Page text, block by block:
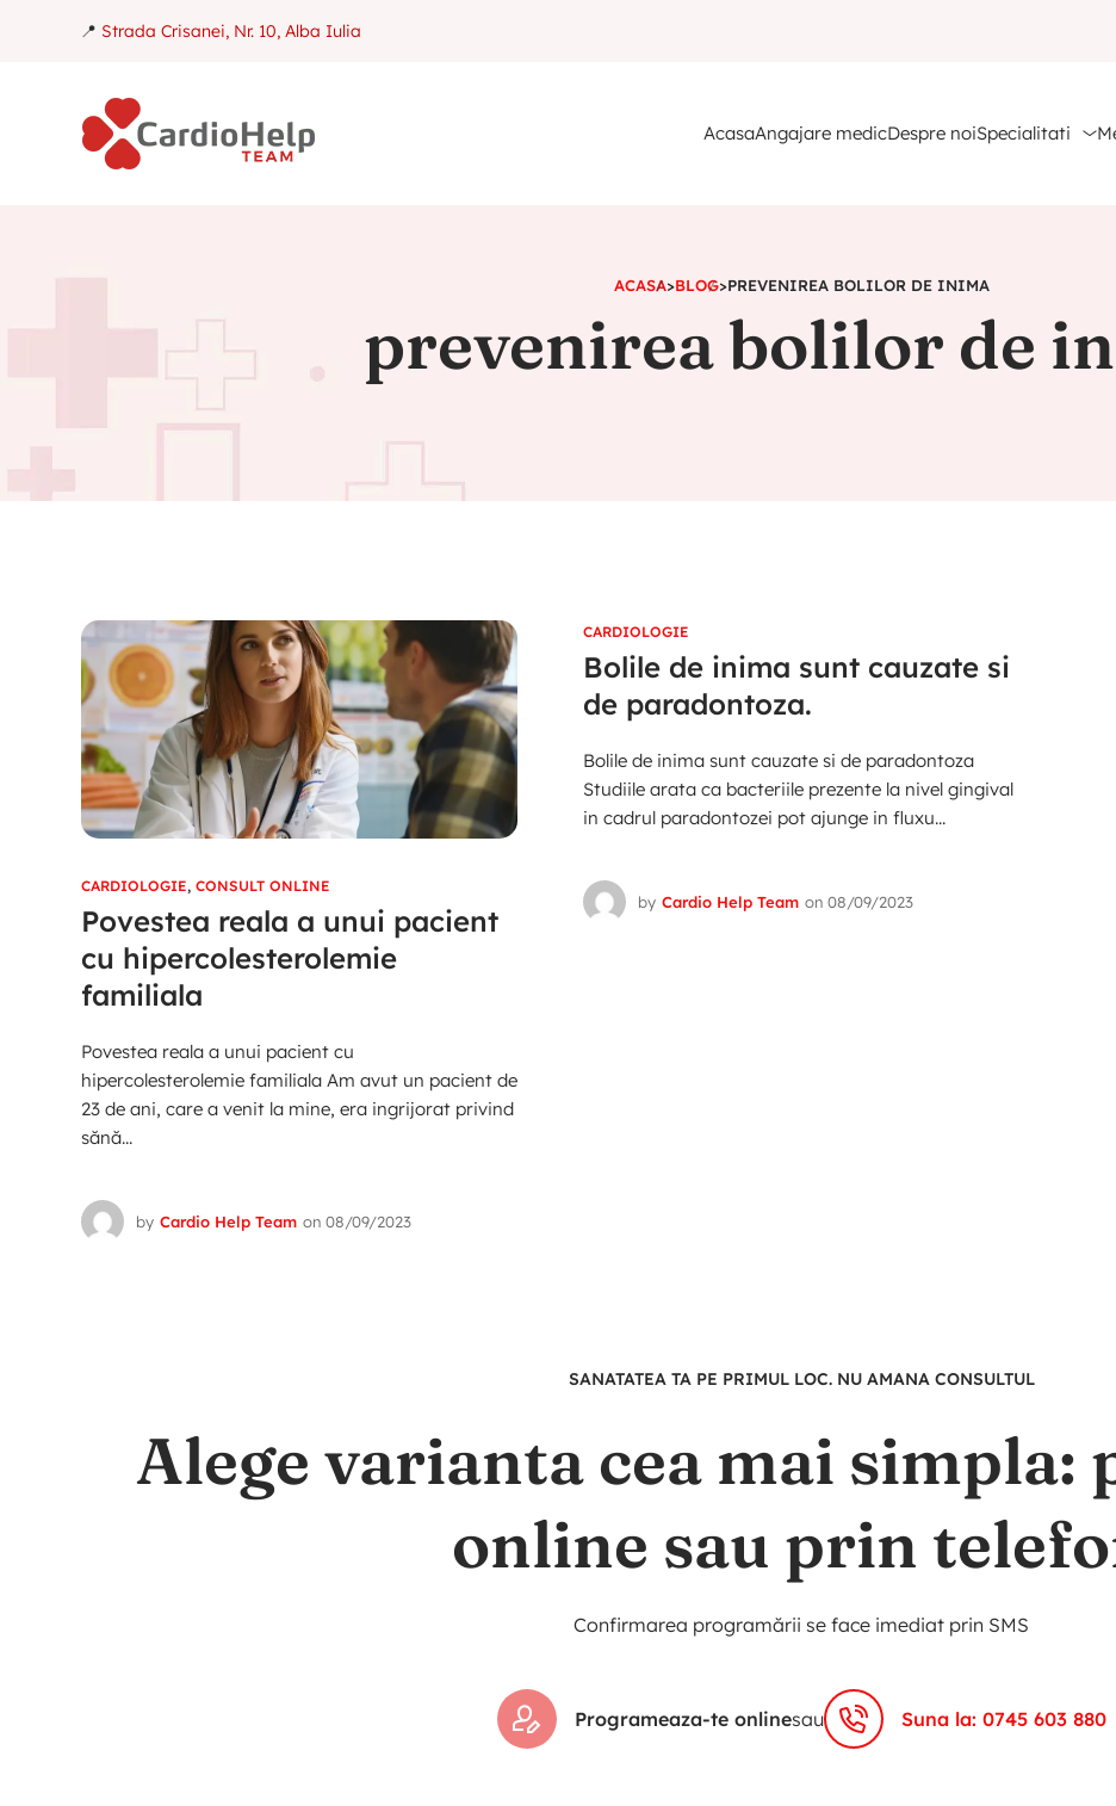
📍 Strada Crisanei, Nr. 10, Alba Iulia
AcasaAngajare medicDespre noiSpecialitati
ACASA>BLOG>PREVENIREA BOLILOR DE INIMA
prevenirea bolilor de
CARDIOLOGIE, CONSULT ONLINE
Povestea reala a unui pacient
cu hipercolesterolemie
familiala
Povestea reala a unui pacient cu
hipercolesterolemie familiala Am avut un pacient de
23 de ani, care a venit la mine, era ingrijorat privind
sănă...
by Cardio Help Team on 08/09/2023
CARDIOLOGIE
Bolile de inima sunt cauzate si
de paradontoza.
Bolile de inima sunt cauzate si de paradontoza
Studiile arata ca bacteriile prezente la nivel gingival
in cadrul paradontozei pot ajunge in fluxu...
by Cardio Help Team on 08/09/2023
SANATATEA TA PE PRIMUL LOC. NU AMANA CONSULTUL
Alege varianta cea mai simpla:
online sau prin
Confirmarea programării se face imediat prin SMS
Programeaza-te onlinesau Suna la: 0745 603 880